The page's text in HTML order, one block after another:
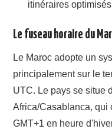
itinéraires
Le fuseau horaire du
Le Maroc adopte un
principalement sur le
UTC. Le pays se situe
Africa/Casablanca, qui
GMT+1 en heure